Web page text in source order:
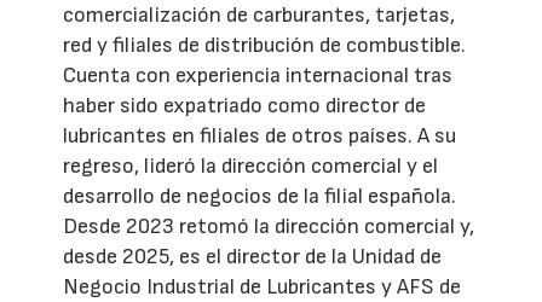
comercialización de carburantes, tarjetas,
red y filiales de distribución de combustible.
Cuenta con experiencia internacional tras
haber sido expatriado como director de
lubricantes en filiales de otros países. A su
regreso, lideró la dirección comercial y el
desarrollo de negocios de la filial española.
Desde 2023 retomó la dirección comercial y,
desde 2025, es el director de la Unidad de
Negocio Industrial de Lubricantes y AFS de